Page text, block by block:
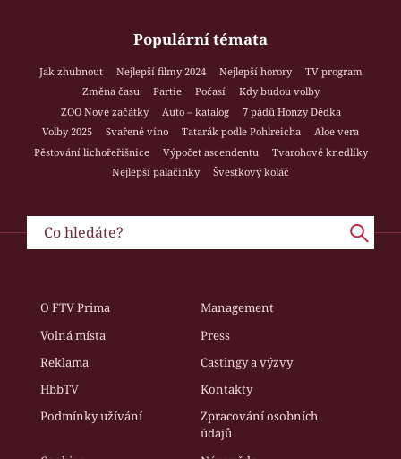
Populární témata
Jak zhubnout Nejlepší filmy 2024 Nejlepší horory
TV program
Změna času
Partie Počasí
Kdy budou volby
ZOO Nové začátky
Auto – katalog
7 pádů Honzy Dědka
Volby 2025
Svařené víno Tatarák podle Pohlreicha
Aloe vera
Pěstování lichořeřišnice
Výpočet ascendentu
Tvarohové knedlíky
Nejlepší palačinky
Švestkový koláč
O FTV Prima
Management
Volná místa
Press
Reklama
Castingy a výzvy
HbbTV
Kontakty
Podmínky užívání
Zpracování osobních
údajů